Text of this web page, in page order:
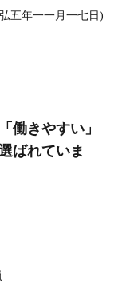
五年一一月一七日)
働きやすい」
ばれていま